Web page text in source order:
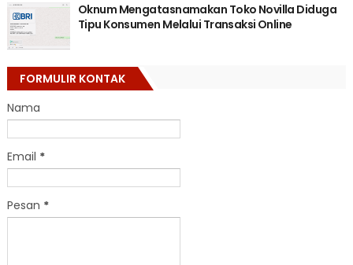
Oknum Mengatasnamakan Toko Novilla Diduga
Tipu Konsumen Melalui Transaksi Online
FORMULIR KONTAK
Nama
Email *
Pesan *